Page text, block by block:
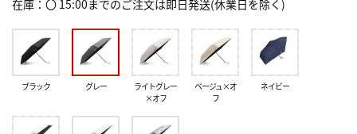
在庫 〇 15:00までのご注文は即日発送(休業日を除く)
ブラック グレー
ライトグレー
×オフ
ベージュ×オ
フ
ネイビー